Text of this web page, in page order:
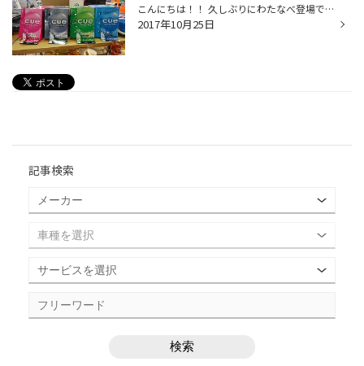
こんにちは！！ 久しぶりにわたなべ登場です(=ﾟωﾟ)ﾉ☆彡 最近本格的に冬の寒さになってきましたね… 今年も残すところあと２ヶ月となりました！！ 1年間てあっという間にすぎていきますね…(; ･`д･´) 寒暖差が激しいのでお体に気を付けてお過ごしください(>_<)！！ さて！！ 新商品のおしらせです！！°...
2017年10月25日
記事検索